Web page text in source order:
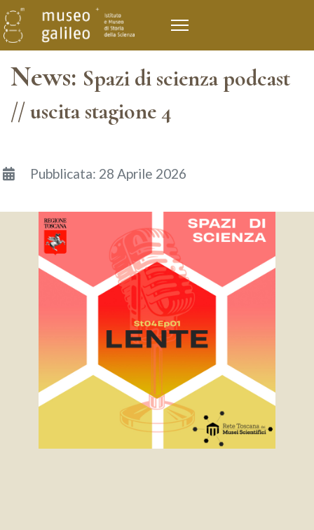
News: Spazi di scienza podcast
// uscita stagione 4
DettagliPubblicata: 28 Aprile 2026